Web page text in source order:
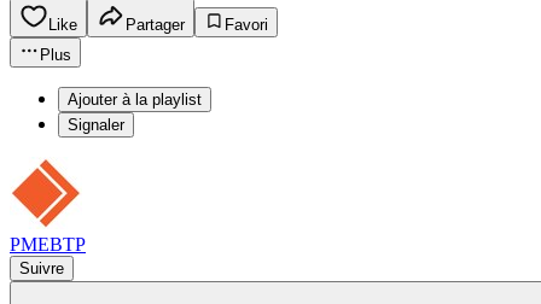
Like Partager
Favori
Plus
Ajouter à la playlist
Signaler
PMEBTP
Suivre